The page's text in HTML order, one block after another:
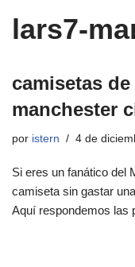
lars7-
camisetas
manchester
por istern 4 de
Si eres un fanático del
camiseta sin gastar
Aquí respondemos las